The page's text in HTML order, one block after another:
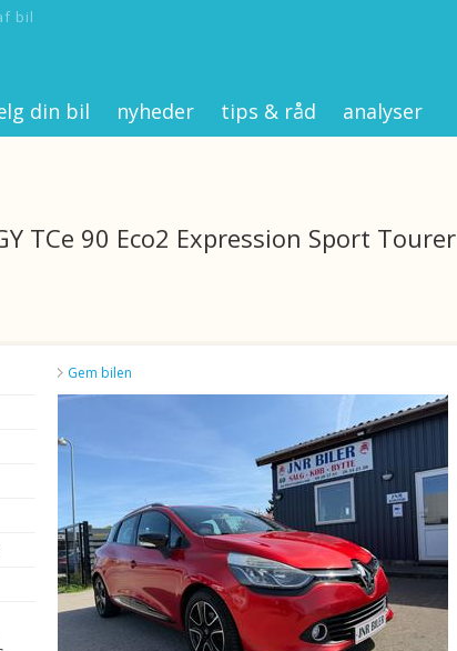
bil
din bil nyheder tips & råd analyser
TCe 90 Eco2 Expression Sport Tourer
Gem bilen